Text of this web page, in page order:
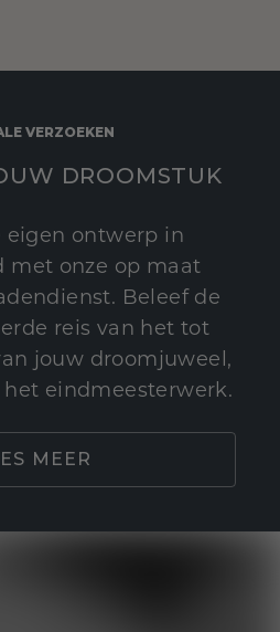
VERZOEKEN
DROOMSTUK
eigen ontwerp in
met onze op maat
Beleef de
reis van het tot
jouw droomjuweel,
eindmeesterwerk.
MEER